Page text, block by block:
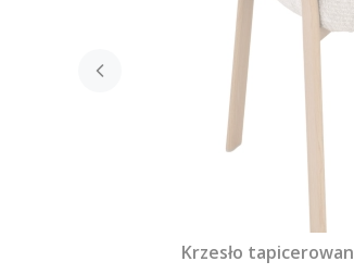
Krzesło